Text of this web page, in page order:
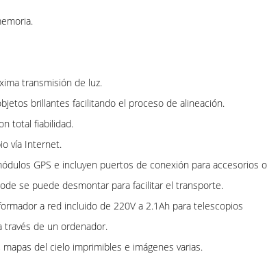
transmisión de luz.
brillantes facilitando el proceso de alineación.
total fiabilidad.
vía Internet.
GPS e incluyen puertos de conexión para accesorios
se puede desmontar para facilitar el transporte.
a red incluido de 220V a 2.1Ah para telescopios
de un ordenador.
del cielo imprimibles e imágenes varias.